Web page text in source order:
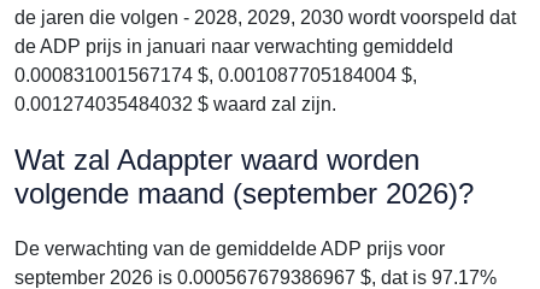
de jaren die volgen - 2028, 2029, 2030 wordt voorspeld dat
de ADP prijs in januari naar verwachting gemiddeld
0.000831001567174 $, 0.001087705184004 $,
0.001274035484032 $ waard zal zijn.
Wat zal Adappter waard worden
volgende maand (september 2026)?
De verwachting van de gemiddelde ADP prijs voor
september 2026 is 0.000567679386967 $, dat is 97.17%